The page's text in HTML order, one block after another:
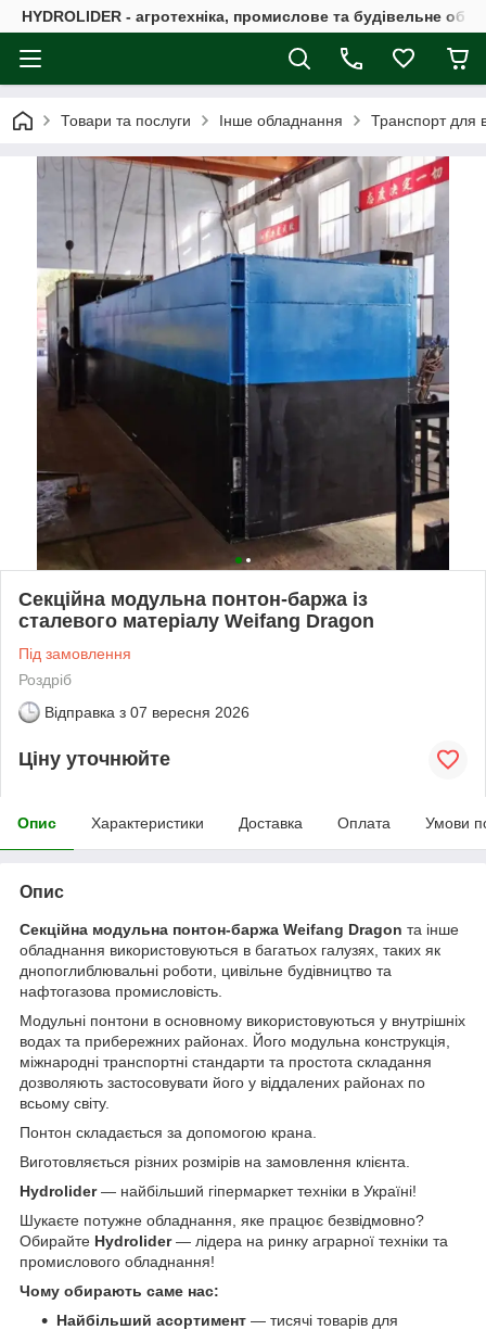
HYDROLIDER - агротехніка, промислове та будівельне
Товари та послуги Інше обладнання Транспорт для
Секційна модульна понтон-баржа із
сталевого матеріалу Weifang Dragon
Під замовлення
Роздріб
Відправка з 07 вересня 2026
Ціну уточнюйте
Опис Характеристики Доставка Оплата Умови
Опис
Секційна модульна понтон-баржа Weifang Dragon та інше
обладнання використовуються в багатьох галузях, таких як
днопоглиблювальні роботи, цивільне будівництво та
нафтогазова промисловість.
Модульні понтони в основному використовуються у внутрішніх
водах та прибережних районах. Його модульна конструкція,
міжнародні транспортні стандарти та простота складання
дозволяють застосовувати його у віддалених районах по
всьому світу.
Понтон складається за допомогою крана.
Виготовляється різних розмірів на замовлення клієнта.
Hydrolider— найбільший гіпермаркет техніки в Україні!
Шукаєте потужне обладнання, яке працює безвідмовно?
Обирайте Hydrolider— лідера на ринку аграрної техніки та
промислового обладнання!
Чому обирають саме нас:
Найбільший асортимент — тисячі товарів для